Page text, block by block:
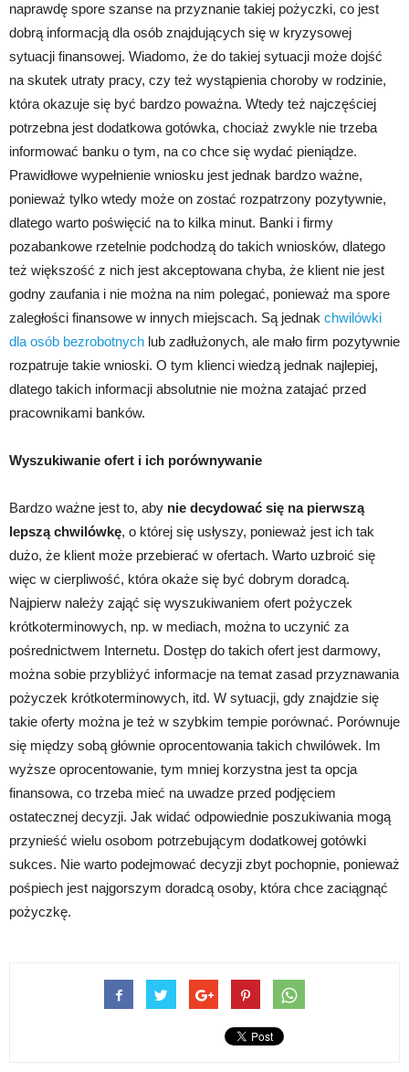
naprawdę spore szanse na przyznanie takiej pożyczki, co jest
dobrą informacją dla osób znajdujących się w kryzysowej
sytuacji finansowej. Wiadomo, że do takiej sytuacji może dojść
na skutek utraty pracy, czy też wystąpienia choroby w rodzinie,
która okazuje się być bardzo poważna. Wtedy też najczęściej
potrzebna jest dodatkowa gotówka, chociaż zwykle nie trzeba
informować banku o tym, na co chce się wydać pieniądze.
Prawidłowe wypełnienie wniosku jest jednak bardzo ważne,
ponieważ tylko wtedy może on zostać rozpatrzony pozytywnie,
dlatego warto poświęcić na to kilka minut. Banki i firmy
pozabankowe rzetelnie podchodzą do takich wniosków, dlatego
też większość z nich jest akceptowana chyba, że klient nie jest
godny zaufania i nie można na nim polegać, ponieważ ma spore
zaległości finansowe w innych miejscach. Są jednak chwilówki
dla osób bezrobotnych lub zadłużonych, ale mało firm pozytywnie
rozpatruje takie wnioski. O tym klienci wiedzą jednak najlepiej,
dlatego takich informacji absolutnie nie można zatajać przed
pracownikami banków.
Wyszukiwanie ofert i ich porównywanie
Bardzo ważne jest to, aby nie decydować się na pierwszą
lepszą chwilówkę, o której się usłyszy, ponieważ jest ich tak
dużo, że klient może przebierać w ofertach. Warto uzbroić się
więc w cierpliwość, która okaże się być dobrym doradcą.
Najpierw należy zająć się wyszukiwaniem ofert pożyczek
krótkoterminowych, np. w mediach, można to uczynić za
pośrednictwem Internetu. Dostęp do takich ofert jest darmowy,
można sobie przybliżyć informacje na temat zasad przyznawania
pożyczek krótkoterminowych, itd. W sytuacji, gdy znajdzie się
takie oferty można je też w szybkim tempie porównać. Porównuje
się między sobą głównie oprocentowania takich chwilówek. Im
wyższe oprocentowanie, tym mniej korzystna jest ta opcja
finansowa, co trzeba mieć na uwadze przed podjęciem
ostatecznej decyzji. Jak widać odpowiednie poszukiwania mogą
przynieść wielu osobom potrzebującym dodatkowej gotówki
sukces. Nie warto podejmować decyzji zbyt pochopnie, ponieważ
pośpiech jest najgorszym doradcą osoby, która chce zaciągnąć
pożyczkę.